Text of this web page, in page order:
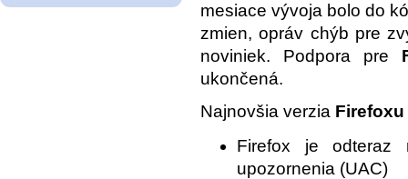
mesiace vývoja bolo do
zmien, opráv chýb pre
noviniek. Podpora pre
ukončená.
Najnovšia verzia Firefoxu
Firefox je odteraz
upozornenia (UAC)